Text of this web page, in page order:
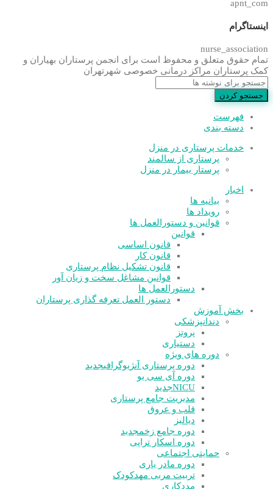
apnt_com
اینستاگرام
nurse_association
تمام حقوق متعلق و محفوظ است برای انجمن پرستاران بهیاران و
کمک پرستاران مراکز درمانی خصوصی شهرتهران
جستجو کردن
فهرست
دسته بندی
خدمات پرستاری در منزل
پرستاری از سالمند
پرستار بیمار در منزل
اخبار
بیانیه ها
رویداد ها
قوانین و دستورالعمل ها
قوانین
قانون اساسی
قانون کار
قانون تشکیل نظام پرستاری
قوانین مشاغل سخت و زیان آور
دستورالعمل ها
دستور العمل تعرفه گذاری پرستاران
بخش آموزش
دندانپزشکی
پروتز
دستیاری
دوره های ویژه
دوره پرستاری آنژیوگرافیجدید
دوره آی سی یو
NICUجدید
مدیریت جامع پرستاری
قلب و عروق
دیالیز
دوره جامع زخمجدید
دوره اسکار تراپی
حمایتی اجتماعی
دوره مادر یاری
تربیت مربی مهدکودک
مددکاری